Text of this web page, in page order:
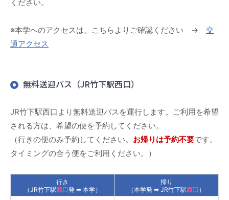
ください。
※本学へのアクセスは、こちらよりご確認ください → 交
通アクセス
無料送迎バス（JR竹下駅西口）
JR竹下駅西口より無料送迎バスを運行します。ご利用を希望
される方は、希望の便を予約してください。
（行きの便のみ予約してください。 お帰りは予約不要です。
タイミングの合う便をご利用ください。）
行き
（JR竹下駅西口発 ➡ 本学）
帰り
（本学発 ➡ JR竹下駅西口 ）